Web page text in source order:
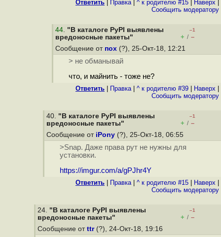
Ответить Правка| ^ к родителю #15 Наверх
Cообщить модератору
44. "В каталоге PyPI выявлены
вредоносные пакеты"
–1
+ / –
Сообщение от пох (?), 25-Окт-18, 12:21
> не обманывай
что, и майнить - тоже не?
Ответить Правка| ^ к родителю #39 Наверх
Cообщить модератору
40. "В каталоге PyPI выявлены
вредоносные пакеты"
–1
+ / –
Сообщение от iPony (?), 25-Окт-18, 06:55
>Snap. Даже права рут не нужны для
установки.
https://imgur.com/a/gPJhr4Y
Ответить Правка| ^ к родителю #15 Наверх
Cообщить модератору
24. "В каталоге PyPI выявлены
вредоносные пакеты"
–1
+ / –
Сообщение от ttr(?), 24-Окт-18, 19:16